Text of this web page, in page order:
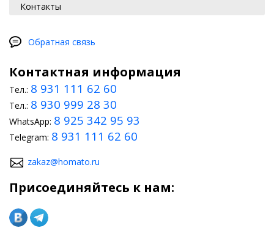
Контакты
Обратная связь
Контактная информация
Тел.: 8 931 111 62 60
Тел.: 8 930 999 28 30
WhatsApp: 8 925 342 95 93
Telegram: 8 931 111 62 60
zakaz@homato.ru
Присоединяйтесь к нам: